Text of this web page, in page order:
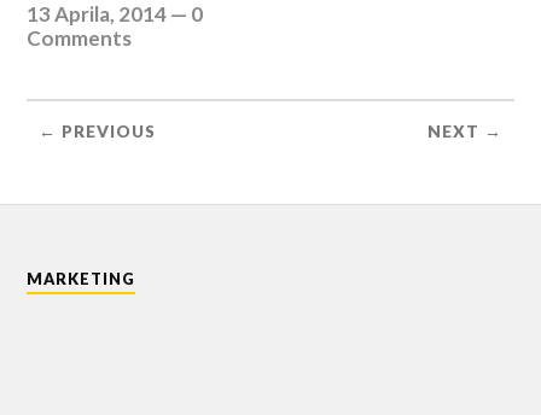
13 Aprila, 2014— 0
Comments
← PREVIOUS NEXT →
MARKETING